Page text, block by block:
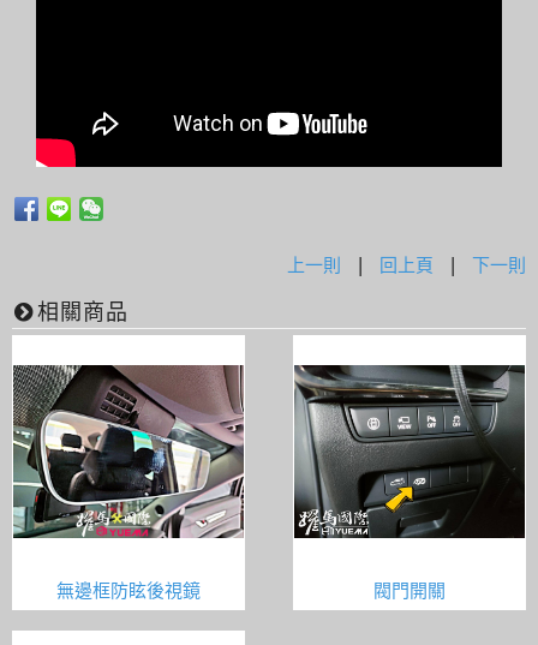
上一則 | 回上頁 | 下一則
相關商品
無邊框防眩後視鏡 閥門開關